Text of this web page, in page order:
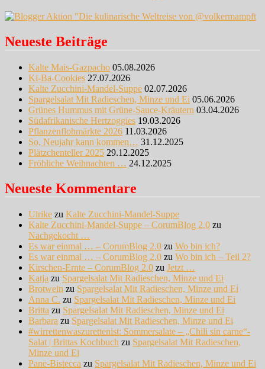
Neueste Beiträge
Kalte Mais-Gazpacho 05.08.2026
Ki-Ba-Cookies 27.07.2026
Kalte Zucchini-Mandel-Suppe 02.07.2026
Spargelsalat Mit Radieschen, Minze und Ei 05.06.2026
Grünes Hummus mit Grüne-Sauce-Kräutern 03.04.2026
Südafrikanische Hertzoggies 19.03.2026
Pflanzenflohmärkte 2026 11.03.2026
So, Neujahr kann kommen… 31.12.2025
Plätzchenteller 2025 29.12.2025
Fröhliche Weihnachten … 24.12.2025
Neueste Kommentare
Ulrike zu Kalte Zucchini-Mandel-Suppe
Kalte Zucchini-Mandel-Suppe – CorumBlog 2.0 zu
Nachgekocht …
Es war einmal … – CorumBlog 2.0 zu Wo bin ich?
Es war einmal … – CorumBlog 2.0 zu Wo bin ich – Teil 2?
Kirschen-Ernte – CorumBlog 2.0 zu Jetzt …
Katja zu Spargelsalat Mit Radieschen, Minze und Ei
Brotwein zu Spargelsalat Mit Radieschen, Minze und Ei
Anna C. zu Spargelsalat Mit Radieschen, Minze und Ei
Britta zu Spargelsalat Mit Radieschen, Minze und Ei
Barbara zu Spargelsalat Mit Radieschen, Minze und Ei
#wirrettenwaszurettenist: Sommersalate – „Chili sin carne“-
Salat | Brittas Kochbuch zu Spargelsalat Mit Radieschen,
Minze und Ei
Pane-Bistecca zu Spargelsalat Mit Radieschen, Minze und Ei